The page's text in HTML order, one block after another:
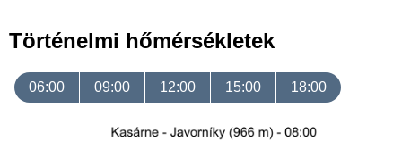
Történelmi hőmérsékletek
06:00 09:00 12:00 15:00 18:00